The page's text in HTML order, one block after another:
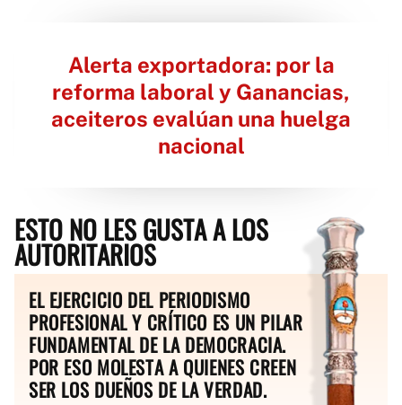
Alerta exportadora: por la
reforma laboral y Ganancias,
aceiteros evalúan una huelga
nacional
ESTO NO LES GUSTA A LOS
AUTORITARIOS
EL EJERCICIO DEL PERIODISMO
PROFESIONAL Y CRÍTICO ES UN PILAR
FUNDAMENTAL DE LA DEMOCRACIA.
POR ESO MOLESTA A QUIENES CREEN
SER LOS DUEÑOS DE LA VERDAD.